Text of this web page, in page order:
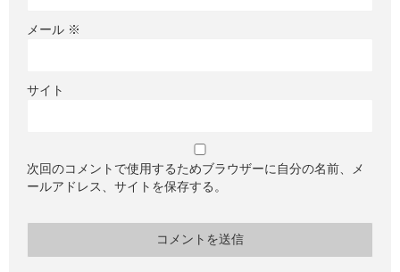
メール ※
サイト
次回のコメントで使用するためブラウザーに自分の名前、メ
ールアドレス、サイトを保存する。